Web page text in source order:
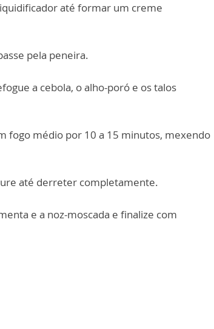
até formar um creme
pela peneira.
a cebola, o alho-poró e os talos
fogo médio por 10 a 15 minutos, mexendo
até derreter completamente.
e a noz-moscada e finalize com